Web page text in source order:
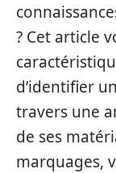
? Cet article
d’identifier
travers une
de ses
marquages,